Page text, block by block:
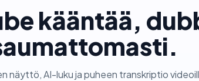
kääntää,
näyttö, AI-luku ja puheen transkriptio